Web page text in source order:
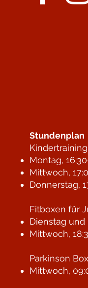
Stundenplan
Montag,
Mittwoch,
Donnerstag,
Fitboxen für
Dienstag und
Mittwoch,
Parkinson
Mittwoch,